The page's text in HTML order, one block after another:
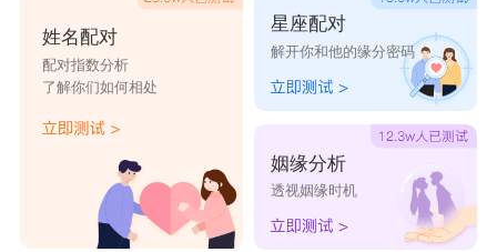
束了，无论有多糟糕，都是成长和经历，在无法预
知的未来，只要我们健康平安就好!2023再见，
19、再见了2023，你好2024。人生路，有点苦，走
过风，走过雨，路过欢笑，经过痛苦，有些感情，
永驻心中，有些朋友，时常挂念，珍惜拥有，再见
姓名配对
配对指数分析
了解你们如何相处
星座配对
解开你和他的缘分密码
姻缘分析
透视姻缘时机